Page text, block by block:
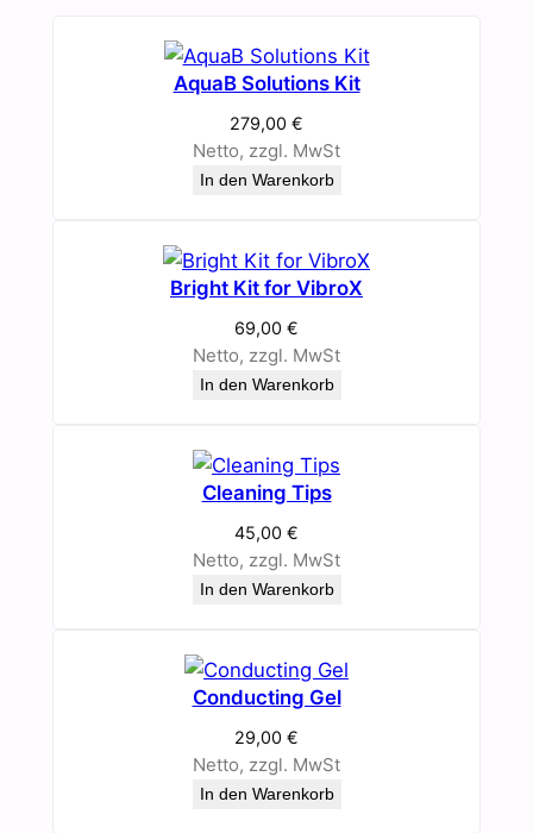
AquaB Solutions Kit
279,00 €
Netto, zzgl. MwSt
In den Warenkorb
Bright Kit for VibroX
69,00 €
Netto, zzgl. MwSt
In den Warenkorb
Cleaning Tips
45,00 €
Netto, zzgl. MwSt
In den Warenkorb
Conducting Gel
29,00 €
Netto, zzgl. MwSt
In den Warenkorb